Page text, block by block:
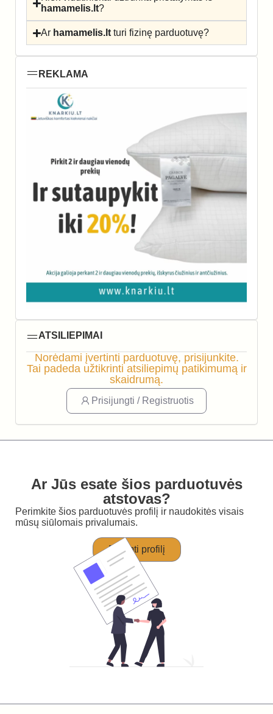
hamamelis.lt?
Ar hamamelis.lt turi fizinę parduotuvę?
REKLAMA
ATSILIEPIMAI
Norėdami įvertinti parduotuvę, prisijunkite.
Tai padeda užtikrinti atsiliepimų patikimumą ir
skaidrumą.
Prisijungti / Registruotis
Ar Jūs esate šios parduotuvės
atstovas?
Perimkite šios parduotuvės profilį ir naudokitės visais
mūsų siūlomais privalumais.
Perimti profilį